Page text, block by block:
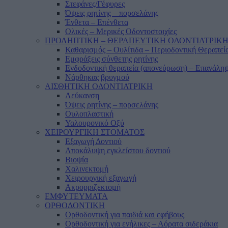
Στεφάνες/Γέφυρες
Όψεις ρητίνης – πορσελάνης
Ένθετα – Επένθετα
Ολικές – Μερικές Οδοντοστοιχίες
ΠΡΟΛΗΠΤΙΚΗ – ΘΕΡΑΠΕΥΤΙΚΗ ΟΔΟΝΤΙΑΤΡΙΚΗ
Καθαρισμός – Ουλίτιδα – Περιοδοντική
Εμφράξεις σύνθετης ρητίνης
Ενδοδοντική θεραπεία (απονεύρωση) –
Νάρθηκας βρυγμού
ΑΙΣΘΗΤΙΚΗ ΟΔΟΝΤΙΑΤΡΙΚΗ
Λεύκανση
Όψεις ρητίνης – πορσελάνης
Ουλοπλαστική
Υαλουρονικό Οξύ
ΧΕΙΡΟΥΡΓΙΚΗ ΣΤΟΜΑΤΟΣ
Εξαγωγή Δοντιού
Αποκάλυψη εγκλείστου δοντιού
Βιοψία
Χαλινεκτομή
Χειρουργική εξαγωγή
Ακρορριζεκτομή
ΕΜΦΥΤΕΥΜΑΤΑ
ΟΡΘΟΔΟΝΤΙΚΗ
Ορθοδοντική για παιδιά και εφήβους
Ορθοδοντική για ενήλικες – Αόρατα σιδεράκια